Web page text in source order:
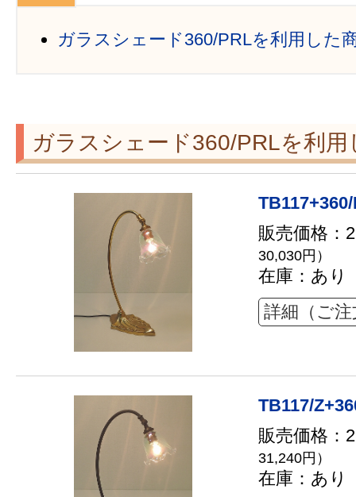
ガラスシェード360/PRLを利用した
ガラスシェード360/PRLを利用
販売価格：
30,030円）
在庫：あり
詳細（ご
TB117/
販売価格：
31,240円）
在庫：あり